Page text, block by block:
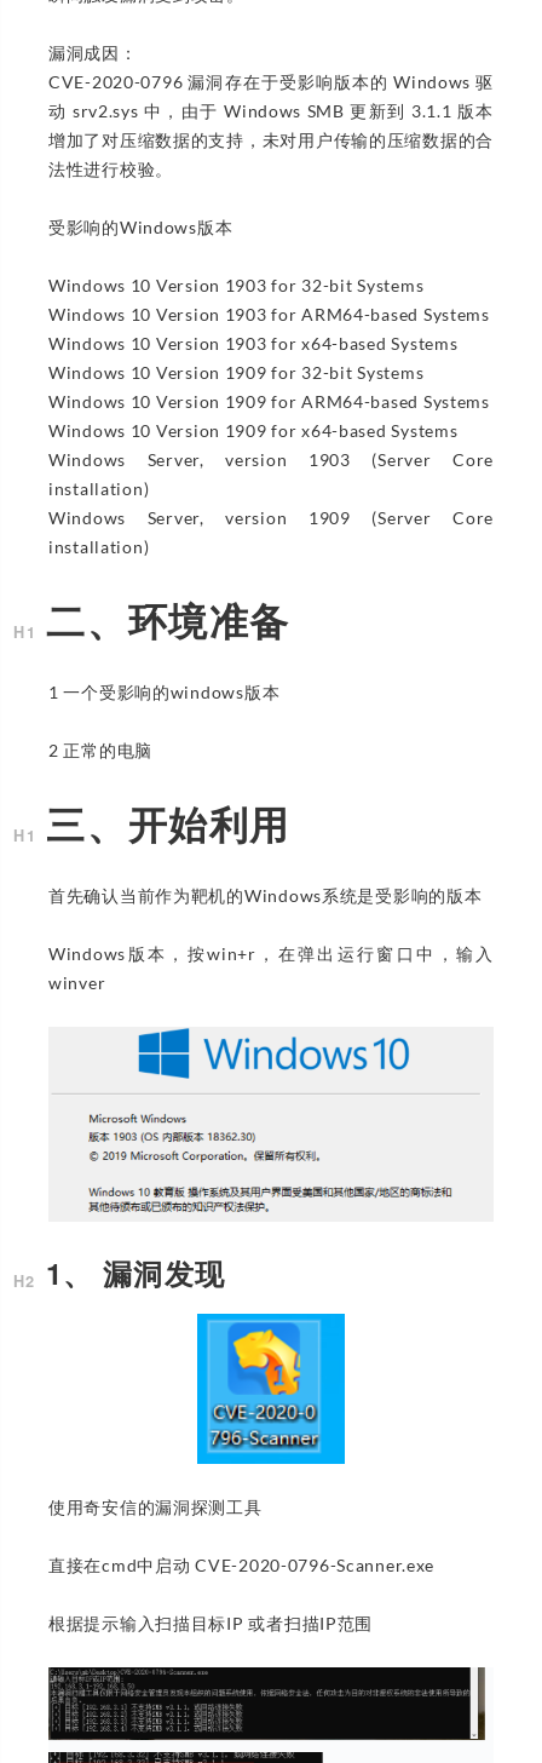
漏洞成因：
CVE-2020-0796 漏洞存在于受影响版本的 Windows 驱
动 srv2.sys 中，由于 Windows SMB 更新到 3.1.1 版本
增加了对压缩数据的支持，未对用户传输的压缩数据的合
法性进行校验。
受影响的Windows版本
Windows 10 Version 1903 for 32-bit Systems
Windows 10 Version 1903 for ARM64-based Systems
Windows 10 Version 1903 for x64-based Systems
Windows 10 Version 1909 for 32-bit Systems
Windows 10 Version 1909 for ARM64-based Systems
Windows 10 Version 1909 for x64-based Systems
Windows Server, version 1903 (Server Core
installation)
Windows Server, version 1909 (Server Core
installation)
二、环境准备
1 一个受影响的windows版本
2 正常的电脑
三、开始利用
首先确认当前作为靶机的Windows系统是受影响的版本
Windows版本，按win+r，在弹出运行窗口中，输入
winver
1、 漏洞发现
使用奇安信的漏洞探测工具
直接在cmd中启动 CVE-2020-0796-Scanner.exe
根据提示输入扫描目标IP 或者扫描IP范围